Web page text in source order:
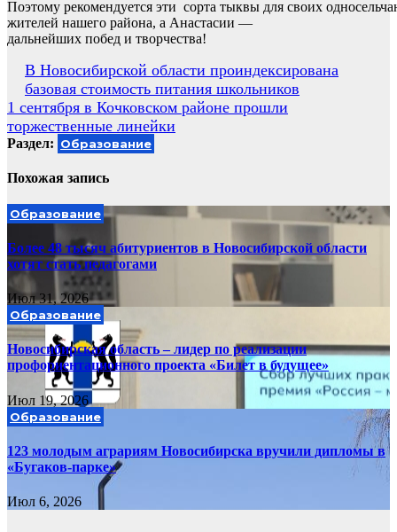
Поэтому рекомендуется эти сорта тыквы для своих
жителей нашего района, а Анастасии —
дальнейших побед и творчества!
Навигация
по
записям
В Новосибирской области проиндексирована
базовая стоимость питания школьников
1 сентября в Кочковском районе прошли
торжественные линейки
Раздел: Образование
Похожая запись
Образование
Более 48 тысяч абитуриентов в Новосибирской области
хотят стать педагогами
Июл 31, 2026
Образование
Новосибирская область – лидер по реализации
профориентационного проекта «Билет в будущее»
Июл 19, 2026
Образование
123 молодым аграриям Новосибирска вручили дипломы в
«Бугаков-парке»
Июл 6, 2026